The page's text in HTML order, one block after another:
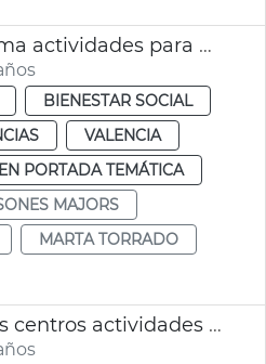
Licitación programa actividades para mayores
BIENESTAR SOCIAL
VALENCIA
EN PORTADA TEMÁTICA
MAJORS
MARTA TORRADO
JGL Subvenciones centros actividades personas mayores